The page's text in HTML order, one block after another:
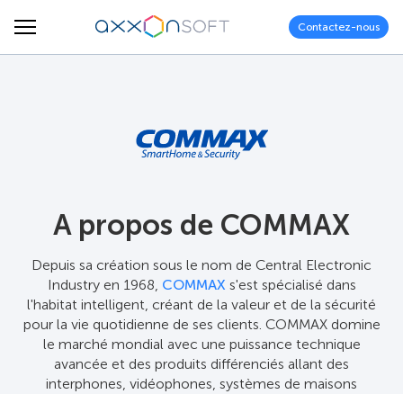
Contactez-nous
A propos de COMMAX
Depuis sa création sous le nom de Central Electronic
Industry en 1968, COMMAX s'est spécialisé dans
l'habitat intelligent, créant de la valeur et de la sécurité
pour la vie quotidienne de ses clients. COMMAX domine
le marché mondial avec une puissance technique
avancée et des produits différenciés allant des
interphones, vidéophones, systèmes de maisons